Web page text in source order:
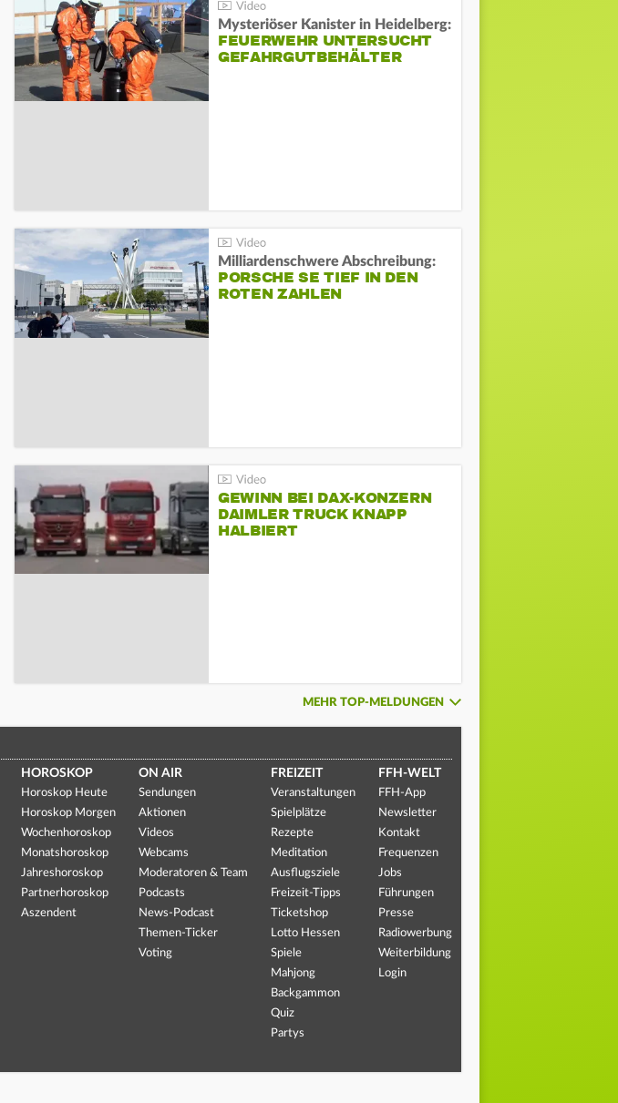
Mysteriöser Kanister in Heidelberg:
FEUERWEHR UNTERSUCHT
GEFAHRGUTBEHÄLTER
Milliardenschwere Abschreibung:
PORSCHE SE TIEF IN DEN
ROTEN ZAHLEN
GEWINN BEI DAX-KONZERN
DAIMLER TRUCK KNAPP
HALBIERT
MEHR TOP-MELDUNGEN
HOROSKOP
Horoskop Heute
Horoskop Morgen
Wochenhoroskop
Monatshoroskop
Jahreshoroskop
Partnerhoroskop
Aszendent
ON AIR
Sendungen
Aktionen
Videos
Webcams
Moderatoren & Team
Podcasts
News-Podcast
Themen-Ticker
Voting
FREIZEIT
Veranstaltungen
Spielplätze
Rezepte
Meditation
Ausflugsziele
Freizeit-Tipps
Ticketshop
Lotto Hessen
Spiele
Mahjong
Backgammon
Quiz
Partys
FFH-WELT
FFH-App
Newsletter
Kontakt
Frequenzen
Jobs
Führungen
Presse
Radiowerbung
Weiterbildung
Login